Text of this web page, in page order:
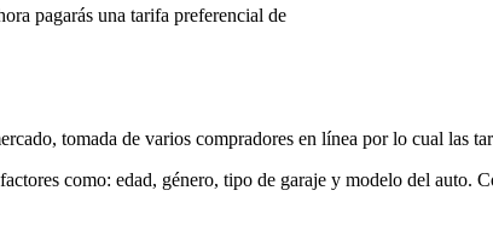
pagarás una tarifa preferencial de
tomada de varios compradores en línea por lo cual las
como: edad, género, tipo de garaje y modelo del auto.